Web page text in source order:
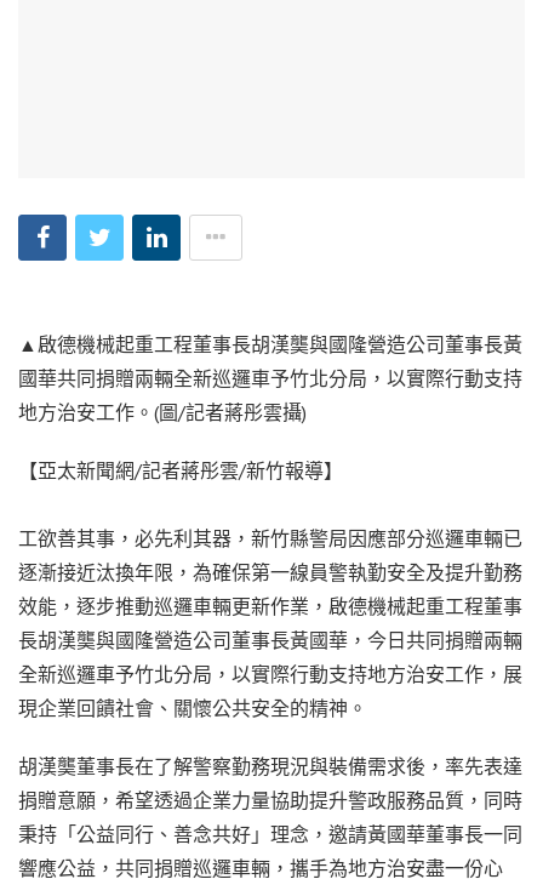
▲啟德機械起重工程董事長胡漢龑與國隆營造公司董事長黃
國華共同捐贈兩輛全新巡邏車予竹北分局，以實際行動支持
地方治安工作。(圖/記者蔣彤雲攝)
【亞太新聞網/記者蔣彤雲/新竹報導】
工欲善其事，必先利其器，新竹縣警局因應部分巡邏車輛已
逐漸接近汰換年限，為確保第一線員警執勤安全及提升勤務
效能，逐步推動巡邏車輛更新作業，啟德機械起重工程董事
長胡漢龑與國隆營造公司董事長黃國華，今日共同捐贈兩輛
全新巡邏車予竹北分局，以實際行動支持地方治安工作，展
現企業回饋社會、關懷公共安全的精神。
胡漢龑董事長在了解警察勤務現況與裝備需求後，率先表達
捐贈意願，希望透過企業力量協助提升警政服務品質，同時
秉持「公益同行、善念共好」理念，邀請黃國華董事長一同
響應公益，共同捐贈巡邏車輛，攜手為地方治安盡一份心